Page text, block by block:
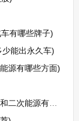
有哪些牌子)
能出永久车)
源有哪些方面)
能源有哪些)